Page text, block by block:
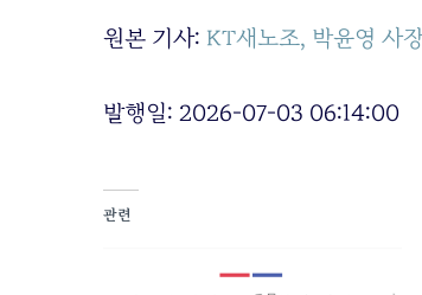
원본 기사: KT새노조, 박윤영 사
발행일: 2026-07-03 06:14:00
관련